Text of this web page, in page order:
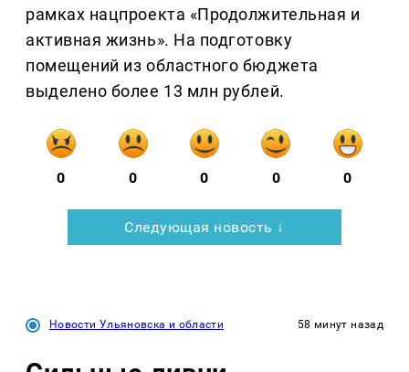
рамках нацпроекта «Продолжительная и
активная жизнь». На подготовку
помещений из областного бюджета
выделено более 13 млн рублей.
0 0 0 0 0
Следующая новость ↓
Новости Ульяновска и области 58 минут назад